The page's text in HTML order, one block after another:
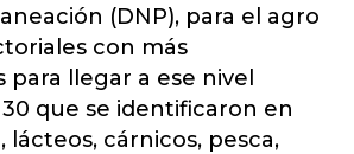
(DNP), para el agro
con más
llegar a ese nivel
que se identificaron en
lácteos, cárnicos, pesca,